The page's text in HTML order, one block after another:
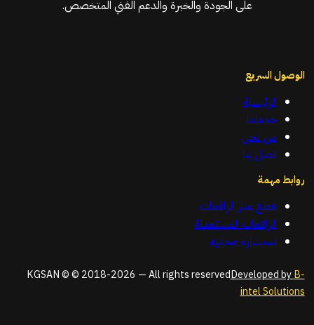
على الجودة والخبرة والدعم الفني المتخصص.
الوصول السريع
الرئيسية
خدماتنا
من نحن
اتصل بنا
روابط مهمة
قطع غيار الرافعات
الرافعات المستعملة
استشارة مجانية
KGSAN © © 2018-2026 — All rights reservedDeveloped byB-
intel Solutions